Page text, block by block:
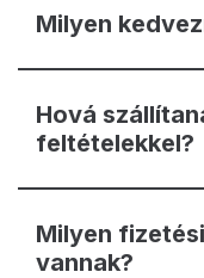
Milyen
Hová
feltételekkel?
Milyen
vannak?